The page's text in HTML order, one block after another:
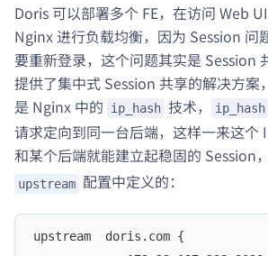
Doris 可以部署多个 FE，在访问 Web
Nginx 进行负载均衡，因为 Session 问
要重新登录，这个问题其实是 Session
提供了集中式 Session 共享的解决方案
是 Nginx 中的
ip_hash 技术， ip_hash
请求定向到同一台后端，这样一来这个
和某个后端就能建立起稳固的 Session，
upstream 配置中定义的：
upstream  doris.com {